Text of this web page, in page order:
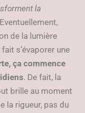
la
de la lumière
s’évaporer une
ça commence
. De fait, la
brille au moment
la rigueur, pas du